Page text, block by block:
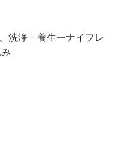
洗浄－養生ーナイフレ